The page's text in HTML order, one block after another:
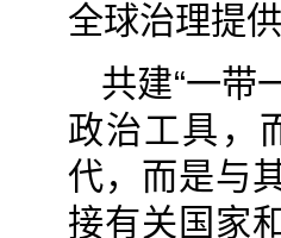
全球治理提
共建“一带
政治工具，
代，而是与
接有关国家